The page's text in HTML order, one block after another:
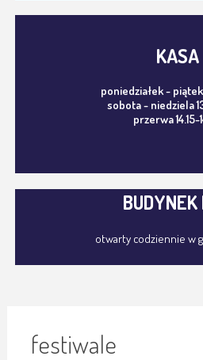
KASA
poniedziałek -
sobota - niedziela
przerwa 14.15-
BUDYNEK
otwarty codziennie w
festiwale